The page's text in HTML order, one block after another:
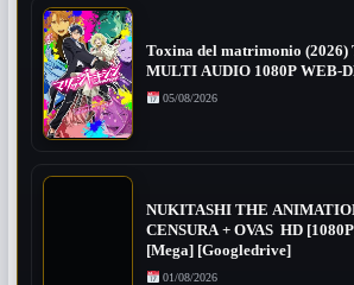
Toxina del matrimonio (2026)
MULTI AUDIO 1080P WEB-
05/08/2026
NUKITASHI THE
CENSURA + OVAS HD
[Mega] [Googledrive]
01/08/2026